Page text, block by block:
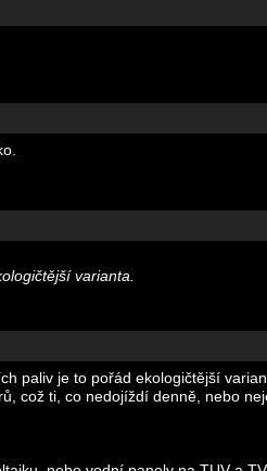
varianta.
paliv je to pořád ekologičtější
což ti, co nedojíždí denně, nebo